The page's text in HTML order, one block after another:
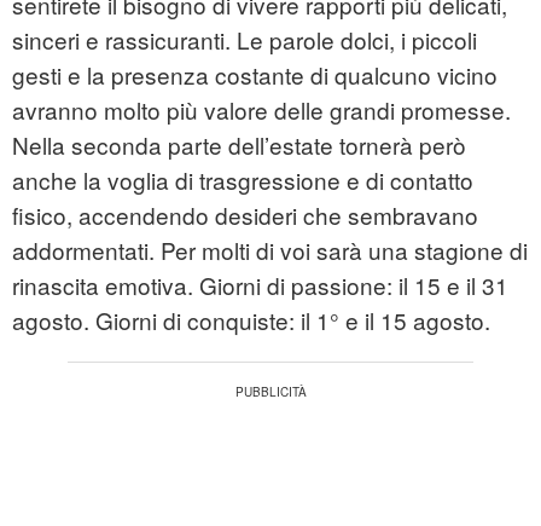
sinceri e rassicuranti. Le parole dolci, i piccoli
gesti e la presenza costante di qualcuno vicino
avranno molto più valore delle grandi promesse.
Nella seconda parte dell’estate tornerà però
anche la voglia di trasgressione e di contatto
fisico, accendendo desideri che sembravano
addormentati. Per molti di voi sarà una stagione di
rinascita emotiva. Giorni di passione: il 15 e il 31
agosto. Giorni di conquiste: il 1° e il 15 agosto.